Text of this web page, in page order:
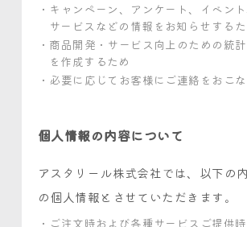
キャンペーン、アンケート、イベン
サービスなどの情報をお知らせする
商品開発・サービス向上のための統
を作成するため
必要に応じてお客様にご連絡をおこ
個人情報の内容について
アスタリール株式会社では、以下の
の個人情報とさせていただきます。
ご注文時および各種サービスご提供